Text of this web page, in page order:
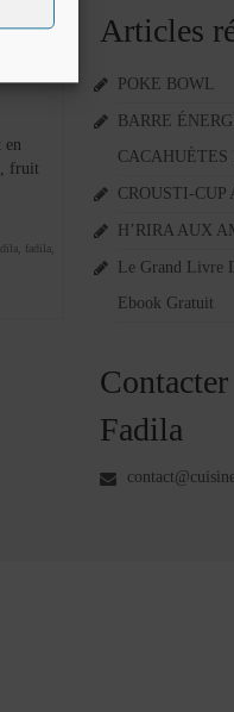
en
, fruit
, fadila,
Articles
POKE BOWL
BARRE
CACAHUÈTES
CROUSTI-CUP
H’RIRA AUX
Le Grand Livre
Ebook Gratuit
Fadila